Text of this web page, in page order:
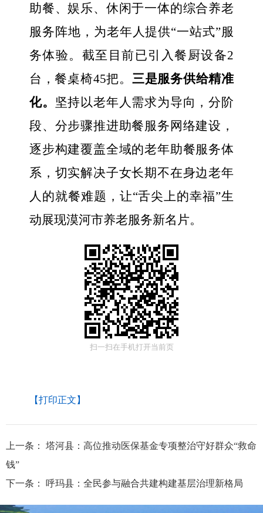
助餐、娱乐、休闲于一体的综合养老
服务阵地，为老年人提供“一站式”服
务体验。 截至目前已引入餐厨设备2
台，餐桌椅45把。 三是服务供给精准
化。 坚持以老年人需求为导向，分阶
段、分步骤推进助餐服务网络建设，
逐步构建覆盖全域的老年助餐服务体
系，切实解决子女长期不在身边老年
人的就餐难题，让“舌尖上的幸福”生
动展现漠河市养老服务新名片。
扫一扫在手机打开当前页
【打印正文】
上一条：
塔河县：高位推动医保基金专项整治守好群众“救命
钱”
下一条：
呼玛县：全民参与融合共建构建基层治理新格局